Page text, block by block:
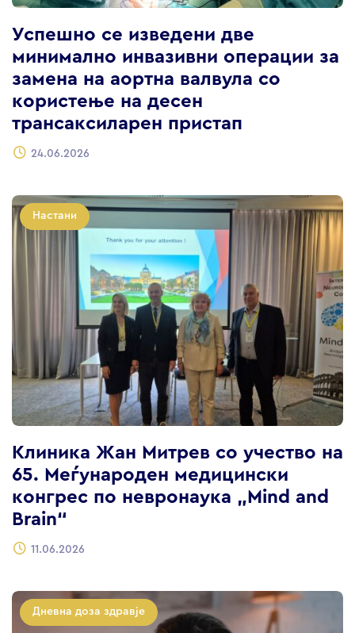
Успешно се изведени две
минимално инвазивни операции за
замена на аортна валвула со
користење на десен
трансаксиларен пристап
24.06.2026
Настани
Клиника Жан Митрев со учество на
65. Меѓународен медицински
конгрес по невронаука „Mind and
Brain“
11.06.2026
Дневна доза здравје